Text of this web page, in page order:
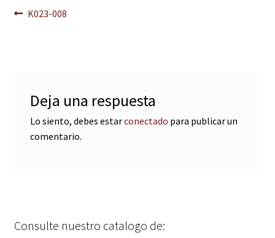
Navegación
Anterior:
K023-008
Deja una respuesta
Lo siento, debes estarconectado para publicar un
comentario.
Consulte nuestro catalogo de: